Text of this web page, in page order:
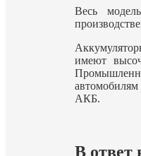
Весь
имеют
АКБ.
В ответ